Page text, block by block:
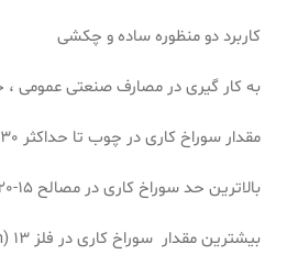
کاربرد دو منظوره ساده و چکشی
به کار گیری در مصارف صنعتی عمومی ،
مقدار سوراخ کاری در چوب تا حداکثر 30 (mm)
بالاترین حد سوراخ کاری در مصالح 15-20 (mm)
بیشترین مقدار سوراخ کاری در فلز 13 (mm)